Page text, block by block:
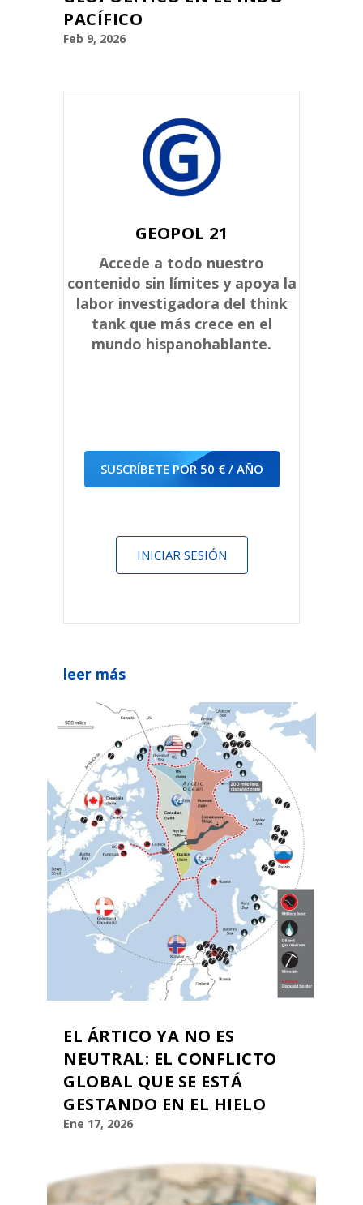
PACÍFICO
Feb 9, 2026
GEOPOL 21
Accede a todo nuestro
contenido sin límites y apoya la
labor investigadora del think
tank que más crece en el
mundo hispanohablante.
SUSCRÍBETE POR 50 € / AÑO
INICIAR SESIÓN
leer más
EL ÁRTICO YA NO ES
NEUTRAL: EL CONFLICTO
GLOBAL QUE SE ESTÁ
GESTANDO EN EL HIELO
Ene 17, 2026